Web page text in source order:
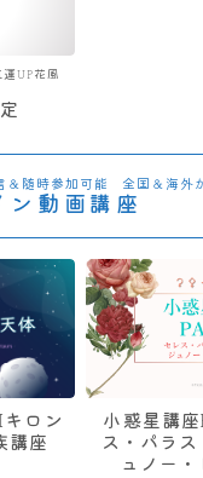
UP花風
＆随時参加可能 全国＆海外
ン動画講座
ロン
講座
小惑星講
ス・パラ
ュノー・